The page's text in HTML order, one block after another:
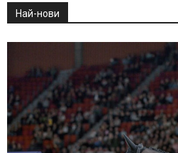
Най-нови